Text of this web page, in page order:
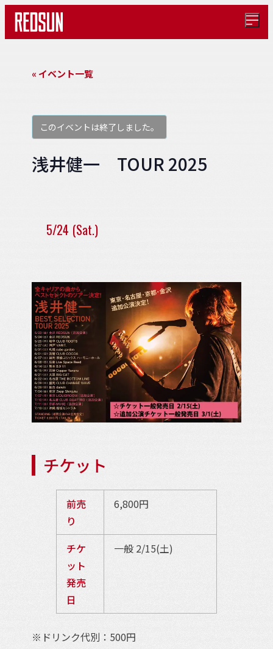
メ
« イベント一覧
このイベントは終了しました。
浅井健一 TOUR 2025
5/24 (Sat.)
チケット
前売
り
6,800円
チケ
ット
発売
日
一般 2/15(土)
※ドリンク代別：500円